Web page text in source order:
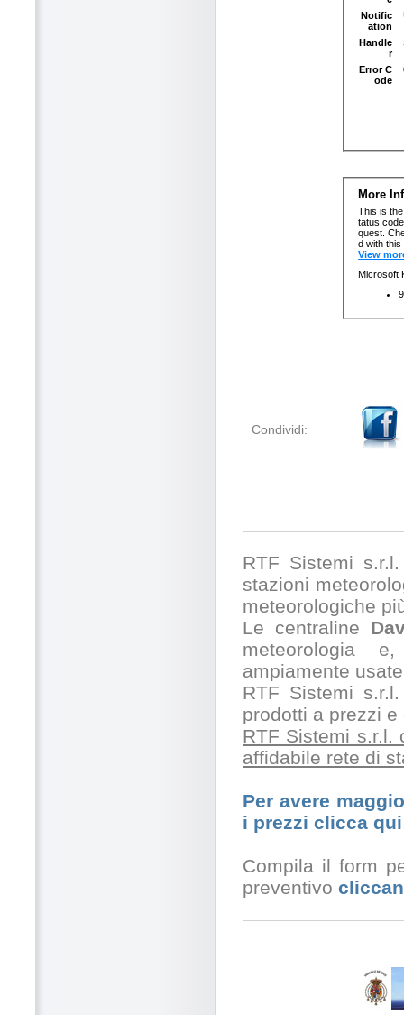
Condividi:
RTF Sistemi
stazioni
meteorologiche
Le centraline
meteorologia
ampiamente
RTF Sistemi
prodotti a prezzi
RTF Sistemi s.r.l.
affidabile rete di
Per avere
i prezzi clicca qui
Compila il form
preventivo